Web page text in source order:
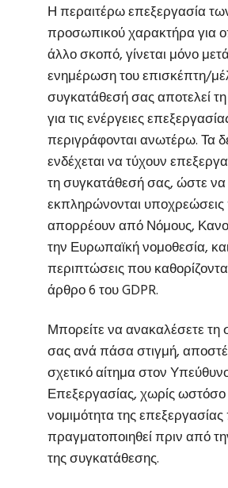
Η περαιτέρω επεξεργασία
προσωπικού χαρακτήρα για
άλλο σκοπό, γίνεται μόνο
ενημέρωση του επισκέπτη/
συγκατάθεσή σας αποτελεί
για τις ενέργειες
περιγράφονται ανωτέρω. Τα
ενδέχεται να τύχουν
τη συγκατάθεσή σας, ώστε να
εκπληρώνονται
απορρέουν από Νόμους,
την Ευρωπαϊκή νομοθεσία,
περιπτώσεις που
άρθρο 6 του GDPR.
Μπορείτε να ανακαλέσετε τη
σας ανά πάσα στιγμή,
σχετικό αίτημα στον
Επεξεργασίας, χωρίς ωστόσο
νομιμότητα της επεξεργασίας
πραγματοποιηθεί πριν από
της συγκατάθεσης.